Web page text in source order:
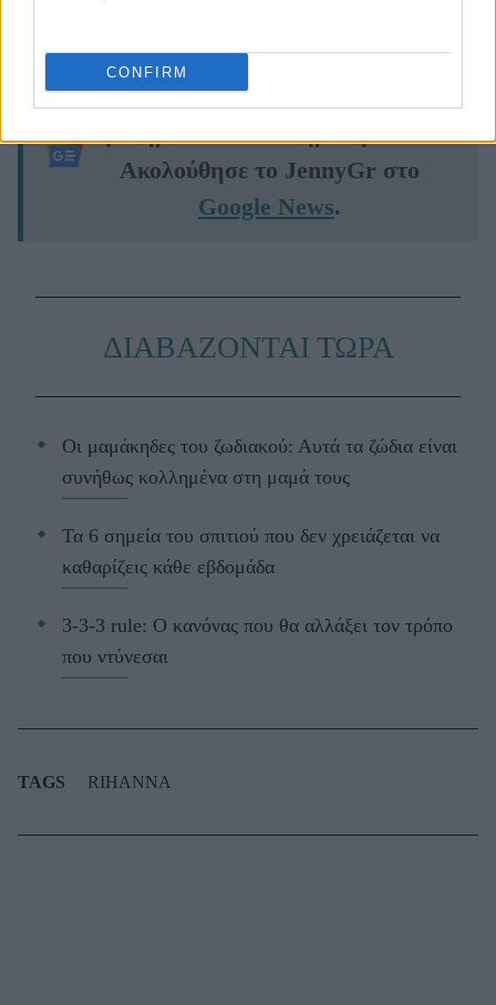
CONFIRM
Μάθε τώρα όλα τα νέα για τα
αγαπημένα σου διάσημα πρόσωπα.
Ακολούθησε το JennyGr στο
Google News.
ΔΙΑΒΑΖΟΝΤΑΙ ΤΩΡΑ
Οι μαμάκηδες του ζωδιακού: Αυτά τα ζώδια είναι
συνήθως κολλημένα στη μαμά τους
Τα 6 σημεία του σπιτιού που δεν χρειάζεται να
καθαρίζεις κάθε εβδομάδα
3-3-3 rule: Ο κανόνας που θα αλλάξει τον τρόπο
που ντύνεσαι
TAGS RIHANNA